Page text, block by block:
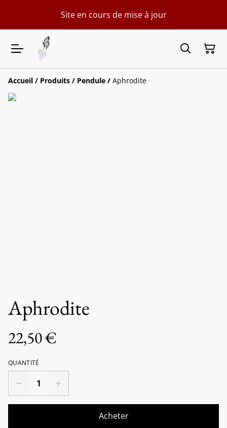
Site en cours de mise à jour
Accueil / Produits / Pendule / Aphrodite
Aphrodite
22,50 €
QUANTITÉ
Acheter